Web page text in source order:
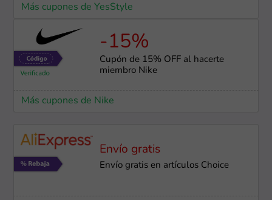
Más cupones de YesStyle
-15%
Cupón de 15% OFF al hacerte
miembro Nike
Más cupones de Nike
Envío gratis
Envío gratis en artículos Choice